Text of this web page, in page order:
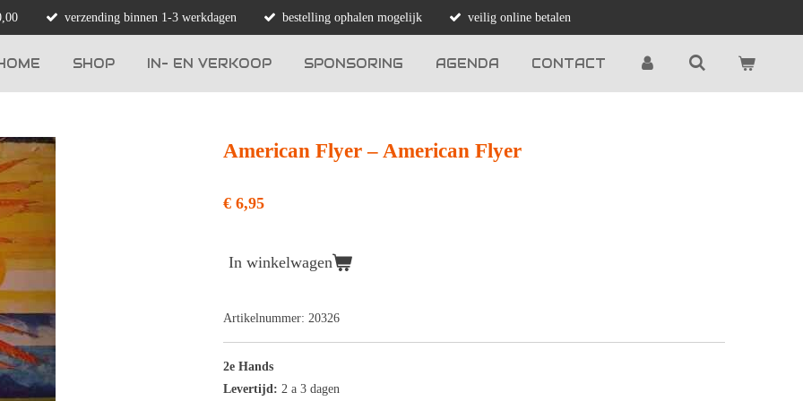
verzending binnen 1-3 werkdagen bestelling ophalen mogelijk veilig online betalen
SHOP IN- EN VERKOOP SPONSORING AGENDA CONTACT
American Flyer ‎– American Flyer
€ 6,95
In winkelwagen
Artikelnummer: 20326
2e Hands
Levertijd: 2 a 3 dagen